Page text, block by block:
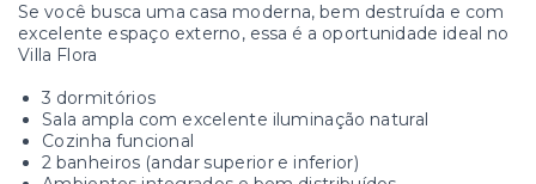
Se você busca uma casa moderna, bem destruída e com
excelente espaço externo, essa é a oportunidade ideal no
Villa Flora
3 dormitórios
Sala ampla com excelente iluminação natural
Cozinha funcional
2 banheiros (andar superior e inferior)